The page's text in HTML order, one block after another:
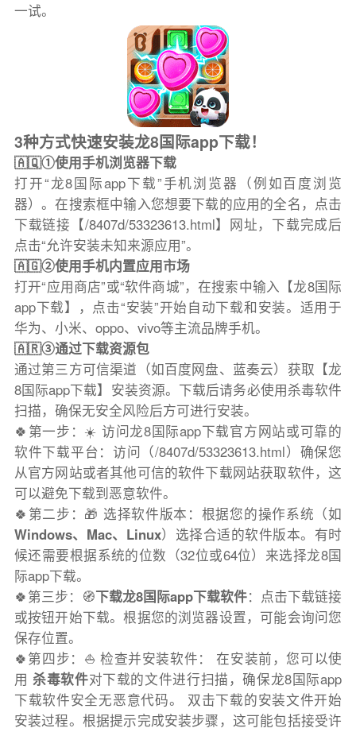
一试。
3种方式快速安装龙8国际app下载！
🇦🇶①使用手机浏览器下载
打开“龙8国际app下载”手机浏览器（例如百度浏览
器）。在搜索框中输入您想要下载的应用的全名，点击
下载链接【/8407d/53323613.html】网址，下载完成后
点击“允许安装未知来源应用”。
🇦🇬②使用手机内置应用市场
打开“应用商店”或“软件商城”，在搜索中输入【龙8国际
app下载】，点击“安装”开始自动下载和安装。适用于
华为、小米、oppo、vivo等主流品牌手机。
🇦🇷③通过下载资源包
通过第三方可信渠道（如百度网盘、蓝奏云）获取【龙
8国际app下载】安装资源。下载后请务必使用杀毒软件
扫描，确保无安全风险后方可进行安装。
🍀第一步：☀️ 访问龙8国际app下载官方网站或可靠的
软件下载平台：访问（/8407d/53323613.html）确保您
从官方网站或者其他可信的软件下载网站获取软件，这
可以避免下载到恶意软件。
🍀第二步：🎁 选择软件版本：根据您的操作系统（如
Windows、Mac、Linux）选择合适的软件版本。有时
候还需要根据系统的位数（32位或64位）来选择龙8国
际app下载。
🍀第三步：🧭下载龙8国际app下载软件：点击下载链接
或按钮开始下载。根据您的浏览器设置，可能会询问您
保存位置。
🍀第四步：⛵️ 检查并安装软件： 在安装前，您可以使
用杀毒软件对下载的文件进行扫描，确保龙8国际app
下载软件安全无恶意代码。 双击下载的安装文件开始
安装过程。根据提示完成安装步骤，这可能包括接受许